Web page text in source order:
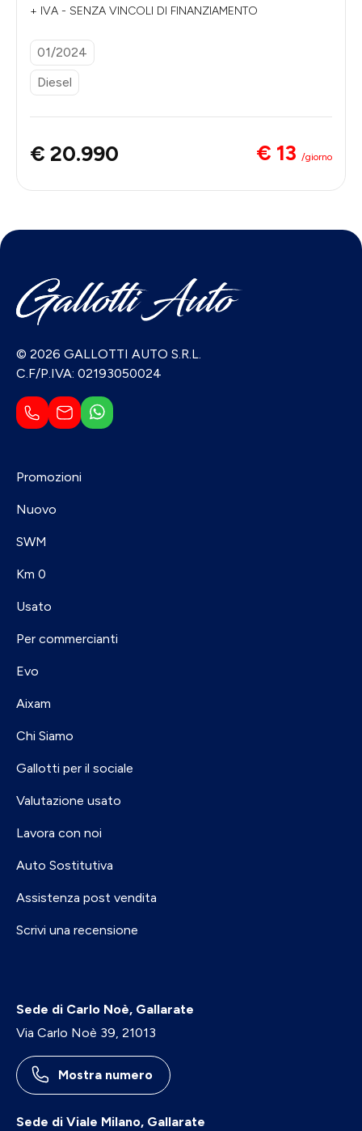
+ IVA - SENZA VINCOLI DI FINANZIAMENTO
01/2024
Diesel
€ 20.990 € 13 /giorno
© 2026 GALLOTTI AUTO S.R.L.
C.F/P.IVA: 02193050024
Promozioni
Nuovo
SWM
Km 0
Usato
Per commercianti
Evo
Aixam
Chi Siamo
Gallotti per il sociale
Valutazione usato
Lavora con noi
Auto Sostitutiva
Assistenza post vendita
Scrivi una recensione
Sede di Carlo Noè, Gallarate
Via Carlo Noè 39, 21013
Mostra numero
Sede di Viale Milano, Gallarate